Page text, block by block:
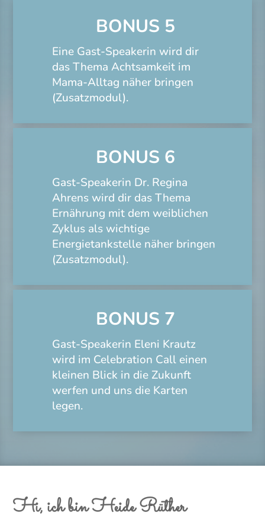
BONUS 5
Eine Gast-Speakerin wird dir
das Thema Achtsamkeit im
Mama-Alltag näher bringen
(Zusatzmodul).
BONUS 6
Gast-Speakerin Dr. Regina
Ahrens wird dir das Thema
Ernährung mit dem weiblichen
Zyklus als wichtige
Energietankstelle näher bringen
(Zusatzmodul).
BONUS 7
Gast-Speakerin Eleni Krautz
wird im Celebration Call einen
kleinen Blick in die Zukunft
werfen und uns die Karten
legen.
Hi, ich bin Heide Rüther